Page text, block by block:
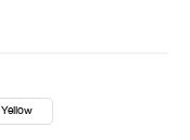
Yellow